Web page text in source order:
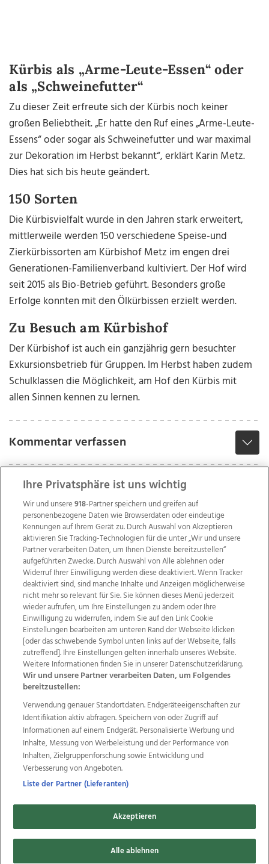
Kürbis als „Arme-Leute-Essen“ oder
als „Schweinefutter“
Zu dieser Zeit erfreute sich der Kürbis noch keiner
großen Beliebtheit. „Er hatte den Ruf eines „Arme-Leute-
Essens“ oder sogar als Schweinefutter und war maximal
zur Dekoration im Herbst bekannt“, erklärt Karin Metz.
Dies hat sich bis heute geändert.
150 Sorten
Die Kürbisvielfalt wurde in den Jahren stark erweitert,
mittlerweile werden 150 verschiedene Speise-und
Zierkürbissorten am Kürbishof Metz im engen drei
Generationen-Familienverband kultiviert. Der Hof wird
seit 2015 als Bio-Betrieb geführt. Besonders große
Erfolge konnten mit den Ölkürbissen erzielt werden.
Zu Besuch am Kürbishof
Der Kürbishof ist auch ein ganzjährig gern besuchter
Exkursionsbetrieb für Gruppen. Im Herbst haben zudem
Schulklassen die Möglichkeit, am Hof den Kürbis mit
allen Sinnen kennen zu lernen.
Kommentar verfassen
Wir über uns Mediadaten Kontakt
Jobs
Datenschutz
Impressum
AGB Anzeigekunden
AGB Website
Ehrenkodex Politische Werbung
Weitere Angebote des Medienhauses Wimmer
TV1 di-mog-i.at OÖNow
Ischler Woche
Life Radio
OÖNachrichten
OÖN Immobilien
OÖN Karriere
OÖN Reise
Promenaden Galerien
Regionaljobs
wasistlos.at wirtrauern.at
Copyrights © 2026 Tips Zeitungs GmbH & Co KG
developed by
Ihre Privatsphäre ist uns wichtig
Wir und unsere918-Partner speichern und greifen auf
personenbezogene Daten wie Browserdaten oder eindeutige
Kennungen auf Ihrem Gerät zu. Durch Auswahl von Akzeptieren
aktivieren Sie Tracking-Technologien für die unter „Wir und unsere
Partner verarbeiten Daten, um Ihnen Dienste bereitzustellen“
aufgeführten Zwecke. Durch Auswahl von Alle ablehnen oder
Widerruf Ihrer Einwilligung werden diese deaktiviert. Wenn Tracker
deaktiviert sind, sind manche Inhalte und Anzeigen möglicherweise
nicht mehr so relevant für Sie. Sie können dieses Menü jederzeit
wieder aufrufen, um Ihre Einstellungen zu ändern oder Ihre
Einwilligung zu widerrufen, indem Sie auf den Link Cookie
Einstellungen bearbeiten am unteren Rand der Webseite klicken
[oder das schwebende Symbol unten links auf der Webseite, falls
zutreffend]. Ihre Einstellungen gelten innerhalb unseres Website.
Weitere Informationen finden Sie in unserer Datenschutzerklärung.
Wir und unsere Partner verarbeiten Daten, um Folgendes
bereitzustellen:
Verwendung genauer Standortdaten. Endgeräteeigenschaften zur
Identifikation aktiv abfragen. Speichern von oder Zugriff auf
Informationen auf einem Endgerät. Personalisierte Werbung und
Inhalte, Messung von Werbeleistung und der Performance von
Inhalten, Zielgruppenforschung sowie Entwicklung und
Verbesserung von Angeboten.
Liste der Partner (Lieferanten)
Akzeptieren
Alle ablehnen